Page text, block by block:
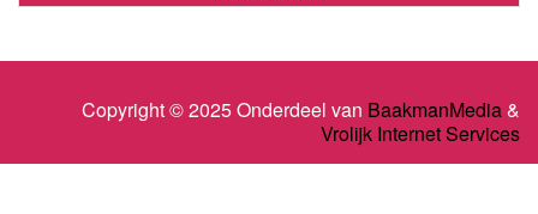
Copyright © 2025 Onderdeel van BaakmanMedia&
Vrolijk Internet Services